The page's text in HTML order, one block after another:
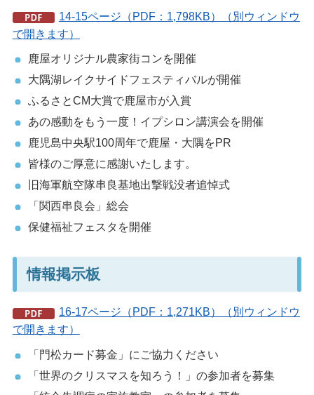
14-15ページ（PDF：1,798KB）（別ウィンドウ
で開きます）
鹿屋オリジナル農家街コンを開催
大隅湖レイクサイドフェスティバルが開催
ふるさとCM大賞で鹿屋市が入賞
あの感動をもう一度！イプシロン講演会を開催
鹿児島中央駅100周年で鹿屋・大隅をPR
皆様のご厚意に感謝いたします。
旧海軍航空隊串良基地出撃戦没者追悼式
「関西串良会」総会
保健福祉フェスタを開催
情報掲示板
16-17ページ（PDF：1,271KB）（別ウィンドウ
で開きます）
「門松カード募金」にご協力ください
「世界のクリスマスを知ろう！」の参加者を募集